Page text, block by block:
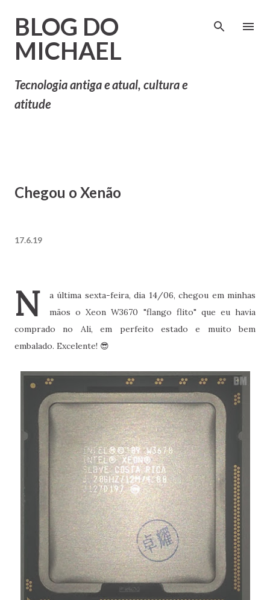
BLOG DO
MICHAEL
Tecnologia antiga e atual, cultura e
atitude
Chegou o Xenão
17.6.19
N
a última sexta-feira, dia 14/06, chegou em minhas
mãos o Xeon W3670 "flango flito" que eu havia
comprado no Ali, em perfeito estado e muito bem
embalado. Excelente! 😎